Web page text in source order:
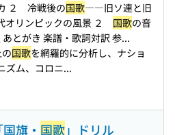
２ 冷戦後の国歌――旧ソ連と旧
リンピックの風景 ２ 国歌の音
とがき 楽譜・歌詞対訳 参...
国歌を網羅的に分析し、ナショ
ズム、コロニ...
旗・ 国歌」ドリル